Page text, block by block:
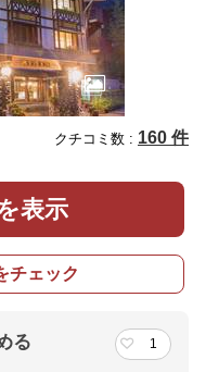
クチコミ数 : 160 件
表示
チェック
る 1